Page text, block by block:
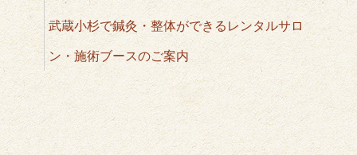
武蔵小杉で鍼灸・整体ができるレンタルサロ
ン・施術ブースのご案内